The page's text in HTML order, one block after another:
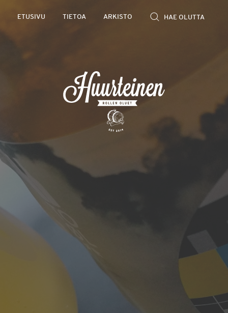
ETUSIVU TIETOA ARKISTO